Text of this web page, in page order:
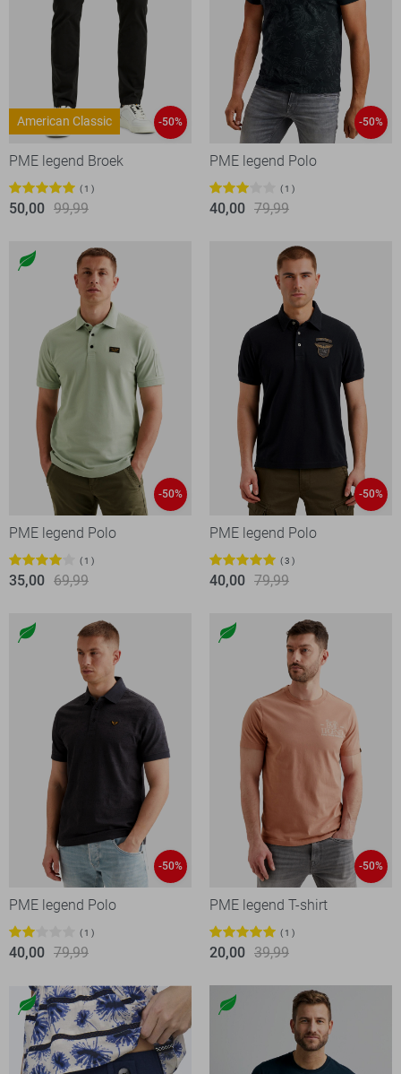
American Classic -50%
PME legend Broek
1
50,00 99,99
-50%
PME legend Polo
1
40,00 79,99
-50%
PME legend Polo
1
35,00 69,99
-50%
PME legend Polo
3
40,00 79,99
-50%
PME legend Polo
1
40,00 79,99
-50%
PME legend T-shirt
1
20,00 39,99